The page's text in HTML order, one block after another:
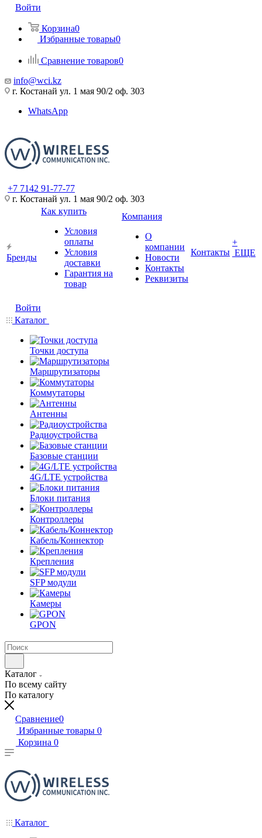
Войти
Корзина0
Избранные товары0
Сравнение товаров0
info@wci.kz
г. Костанай ул. 1 мая 90/2 оф. 303
WhatsApp
+7 7142 91-77-77
г. Костанай ул. 1 мая 90/2 оф. 303
Бренды
Как купить
Условия
оплаты
Условия
доставки
Гарантия на
товар
Компания
О
компании
Новости
Контакты
Реквизиты
Контакты
+
ЕЩЕ
Войти
Каталог
Точки доступа
Маршрутизаторы
Коммутаторы
Антенны
Радиоустройства
Базовые станции
4G/LTE устройства
Блоки питания
Контроллеры
Кабель/Коннектор
Крепления
SFP модули
Камеры
GPON
Каталог
По всему сайту
По каталогу
Сравнение0
Избранные товары 0
Корзина 0
Каталог